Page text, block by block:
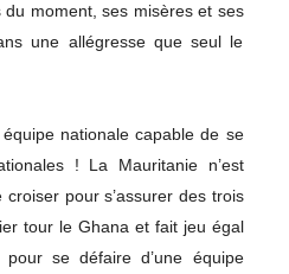
moment, ses misères et ses
une allégresse que seul le
nationale capable de se
! La Mauritanie n’est
pour s’assurer des trois
tour le Ghana et fait jeu égal
se défaire d’une équipe